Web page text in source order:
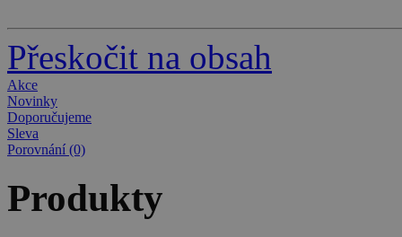
Přeskočit na obsah
Akce
Novinky
Doporučujeme
Sleva
Porovnání (0)
Produkty